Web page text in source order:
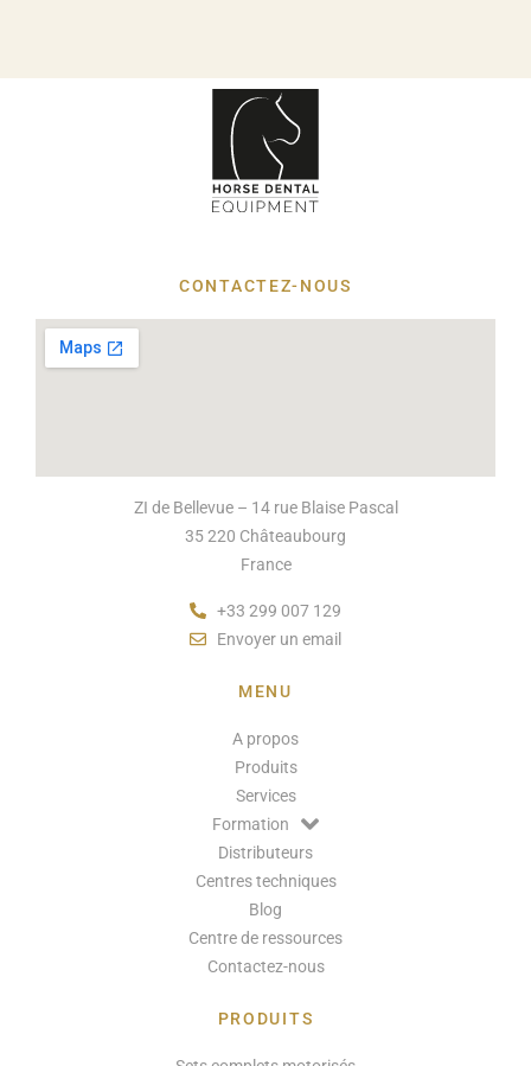
CONTACTEZ-NOUS
ZI de Bellevue – 14 rue Blaise Pascal
35 220 Châteaubourg
France
+33 299 007 129
Envoyer un email
MENU
A propos
Produits
Services
Formation
Distributeurs
Centres techniques
Blog
Centre de ressources
Contactez-nous
PRODUITS